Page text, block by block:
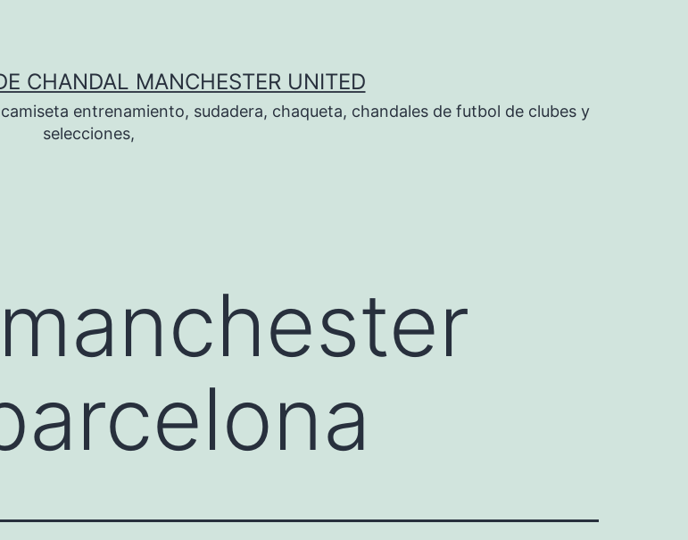
CHANDAL MANCHESTER UNITED
entrenamiento, sudadera, chaqueta, chandales de futbol de clubes y
selecciones,